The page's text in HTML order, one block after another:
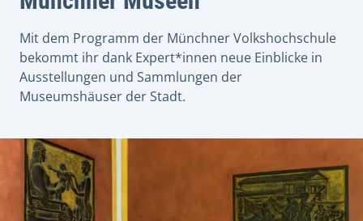
Mit dem Programm der Münchner Volkshochschule
bekommt ihr dank Expert*innen neue Einblicke in
Ausstellungen und Sammlungen der
Museumshäuser der Stadt.